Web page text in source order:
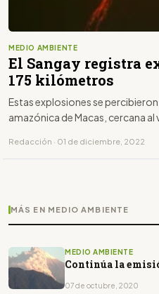
MEDIO AMBIENTE
El Sangay registra
175 kilómetros
Estas explosiones se
amazónica de Macas, cercana al
Redacción · 01 de diciembre, 2022
MÁS EN MEDIO AMBIENTE
MEDIO AMBIENTE
Continúa la
07 de octubre, 2020